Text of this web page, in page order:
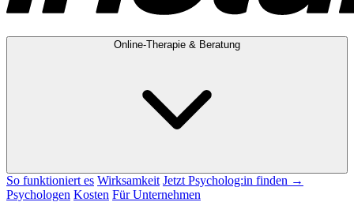
Online-Therapie & Beratung
So funktioniert es Wirksamkeit Jetzt Psycholog:in finden →
Psychologen Kosten Für Unternehmen